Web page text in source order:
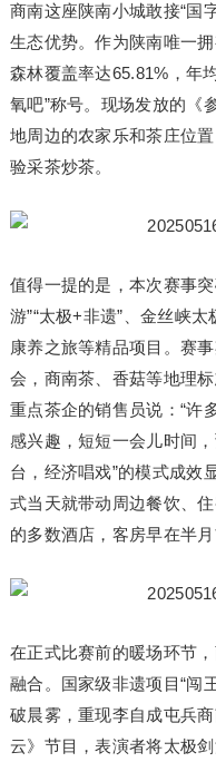
商南这座陕南小城敢接“国
生态优势。作为陕南唯一
森林覆盖率达65.81%，年
氧吧”称号。现场发放的《
地周边的农家乐和茶庄位
验采茶炒茶。
值得一提的是，本次赛事
游”“太极+非遗”、金丝峡
康养之旅等精品项目。赛
会，商南茶、香菇等地理
重点茶企的销售员说：“许
感兴趣，短短一会儿时间
台，经济唱戏”的模式成效
式当天就带动周边餐饮、
的多数酒店，客房早在半月
在正式比赛前的暖场环节
融合。国家级非遗项目“闯
破晨雾，重现李自成屯兵
云》节目，表演者将太极